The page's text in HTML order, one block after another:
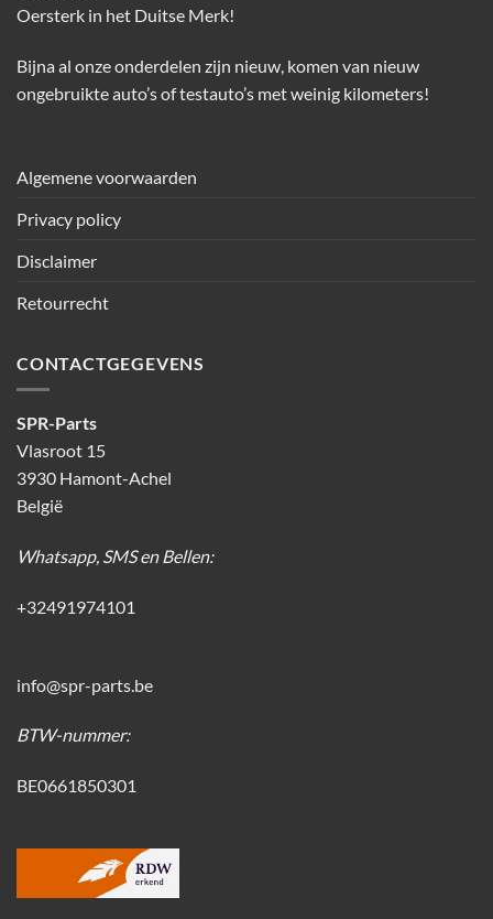
Oersterk in het Duitse Merk!
Bijna al onze onderdelen zijn nieuw, komen van nieuw
ongebruikte auto’s of testauto’s met weinig kilometers!
Algemene voorwaarden
Privacy policy
Disclaimer
Retourrecht
CONTACTGEGEVENS
SPR-Parts
Vlasroot 15
3930 Hamont-Achel
België
Whatsapp, SMS en Bellen:
+32491974101
info@spr-parts.be
BTW-nummer:
BE0661850301